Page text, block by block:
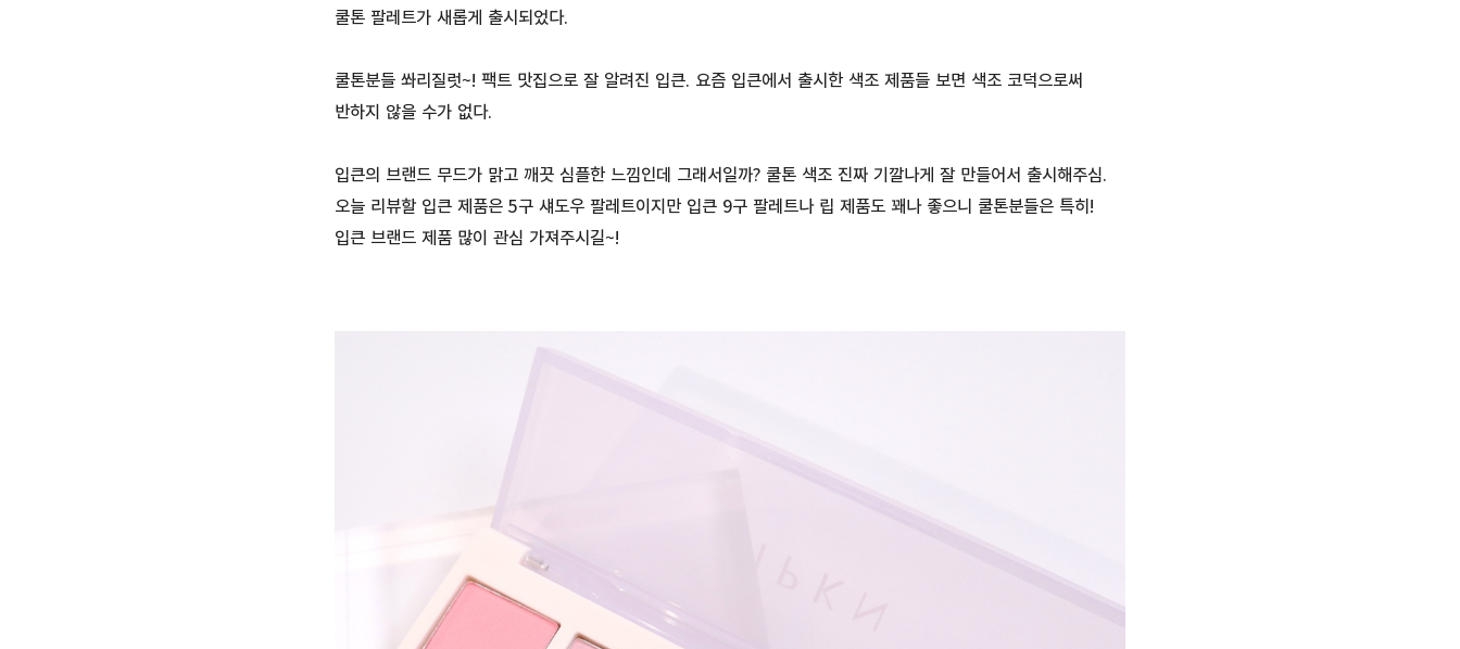
쿨톤 팔레트가 새롭게 출시되었다.
쿨톤분들 쏴리질럿~! 팩트 맛집으로 잘 알려진 입큰. 요즘 입큰에서 출시한 색조 제품들 보면 색조 코덕으로써
반하지 않을 수가 없다.
입큰의 브랜드 무드가 맑고 깨끗 심플한 느낌인데 그래서일까? 쿨톤 색조 진짜 기깔나게 잘 만들어서 출시해주심.
오늘 리뷰할 입큰 제품은 5구 섀도우 팔레트이지만 입큰 9구 팔레트나 립 제품도 꽤나 좋으니 쿨톤분들은 특히!
입큰 브랜드 제품 많이 관심 가져주시길~!